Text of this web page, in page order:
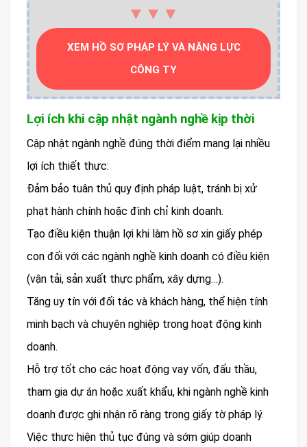
▼▼▼
XEM HỒ SƠ PHÁP LÝ VÀ NĂNG LỰC
CÔNG TY
Lợi ích khi cập nhật ngành nghề kịp thời
Cập nhật ngành nghề đúng thời điểm mang lại nhiều
lợi ích thiết thực:
Đảm bảo tuân thủ quy định pháp luật, tránh bị xử
phạt hành chính hoặc đình chỉ kinh doanh.
Tạo điều kiện thuận lợi khi làm hồ sơ xin giấy phép
con đối với các ngành nghề kinh doanh có điều kiện
(vận tải, sản xuất thực phẩm, xây dựng…).
Tăng uy tín với đối tác và khách hàng, thể hiện tính
minh bạch và chuyên nghiệp trong hoạt động kinh
doanh.
Hỗ trợ tốt cho các hoạt động vay vốn, đấu thầu,
tham gia dự án hoặc xuất khẩu, khi ngành nghề kinh
doanh được ghi nhận rõ ràng trong giấy tờ pháp lý.
Việc thực hiện thủ tục đúng và sớm giúp doanh